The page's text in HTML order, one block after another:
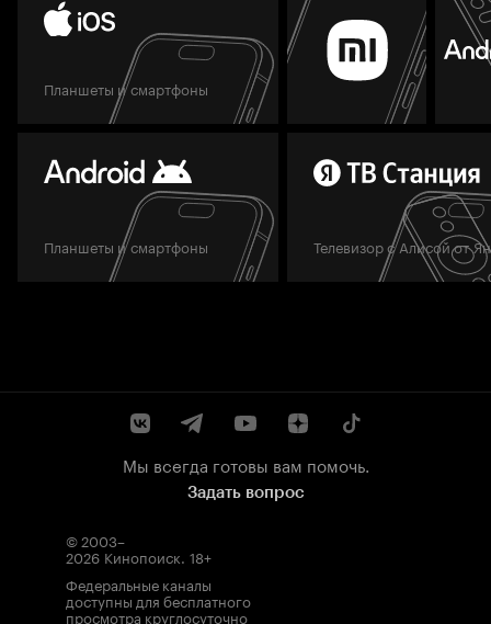
Планшеты и смартфоны
Планшеты и смартфоны Телевизор с Алисой от
Мы всегда готовы вам помочь.
Задать вопрос
© 2003–
2026 Кинопоиск. 18+
Федеральные каналы
доступны для бесплатного
просмотра круглосуточно